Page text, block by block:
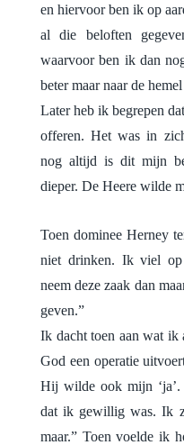
en hiervoor ben ik op
al die beloften
waarvoor ben ik dan
beter maar naar de
Later heb ik begrepen
offeren. Het was in
nog altijd is dit mijn
dieper. De Heere wilde
Toen dominee Herney
niet drinken. Ik viel op
neem deze zaak dan
geven.”
Ik dacht toen aan wat ik
God een operatie
Hij wilde ook mijn
dat ik gewillig was. Ik
maar.” Toen voelde ik